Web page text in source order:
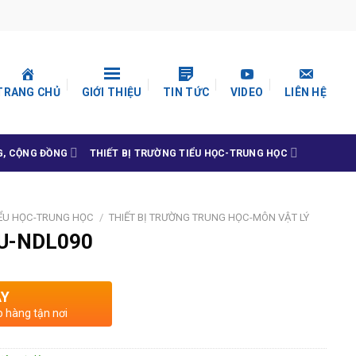
CHỦ GIỚI THIỆU TIN TỨC VIDEO LIÊN HỆ
CỘNG ĐỒNG THIẾT BỊ TRƯỜNG TIỂU HỌC-TRUNG HỌC
HỌC-TRUNG HỌC / THIẾT BỊ TRƯỜNG TRUNG HỌC-MÔN VẬT LÝ
NDL090
hàng tận nơi